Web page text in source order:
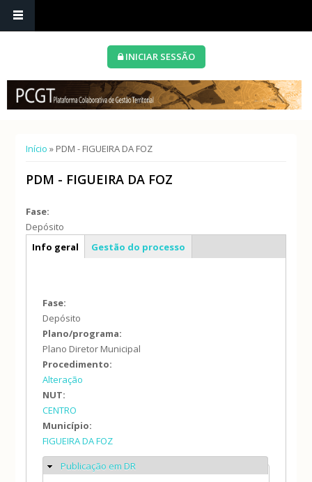
INICIAR SESSÃO
Está aqui
Início » PDM - FIGUEIRA DA FOZ
PDM - FIGUEIRA DA FOZ
Fase:
Depósito
Caracterização geral
Info geral Gestão do processo
Fase:
Depósito
Plano/programa:
Plano Diretor Municipal
Procedimento:
Alteração
NUT:
CENTRO
Município:
FIGUEIRA DA FOZ
Ocultar
Publicação em DR